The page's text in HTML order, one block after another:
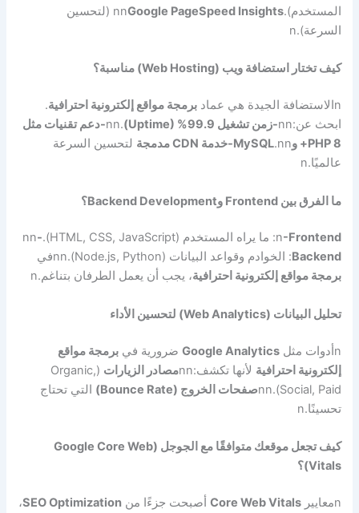
المستخدم).
nnGoogle PageSpeed Insights
(لتحسين
السرعة).n
كيف تختار استضافة ويب (Web Hosting) مناسبة؟
nالاستضافة الجيدة هي عمادبرمجة مواقع إلكترونية احترافية.
ابحث عن:nn-زمن تشغيل 99.9% (Uptime) .
nn-دعم تقنيات مثل
PHP 8+ وMySQL
.nn -خدمة CDN مدمجة
لتحسين السرعة
عالميًا.n
ما الفرق بين Frontend وBackend Development؟
n-Frontend : ما يراه المستخدم (HTML, CSS, JavaScript). nn-
Backend: الخوادم وقواعد البيانات (Node.js, Python). nnفي
برمجة مواقع إلكترونية احترافية، يجب أن يعمل الطرفان بتناغم.n
تحليل البيانات (Web Analytics) لتحسين الأداء
nأدوات مثلGoogle Analytics ضرورية فيبرمجة مواقع
إلكترونية احترافية لأنها تكشف:nnمصادر الزيارات
(Organic,
Social, Paid).
nnصفحات الخروج (Bounce Rate)
التي تحتاج
تحسينًا.n
كيف تجعل موقعك متوافقًا مع الجوجل (Google Core Web
Vitals)؟
nمعاييرCore Web Vitals أصبحت جزءًا منSEO Optimization،